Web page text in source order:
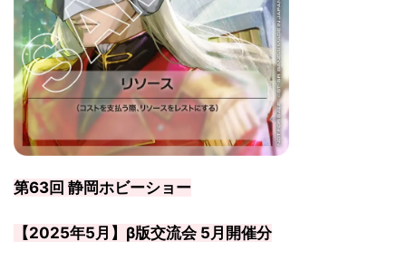
第63回 静岡ホビーショー
【2025年5月】β版交流会 5月開催分